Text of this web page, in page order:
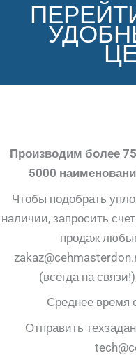
Производим более
5000
Чтобы подобрать
наличии, запросить
продаж
(всегда на
Среднее время
Отправить